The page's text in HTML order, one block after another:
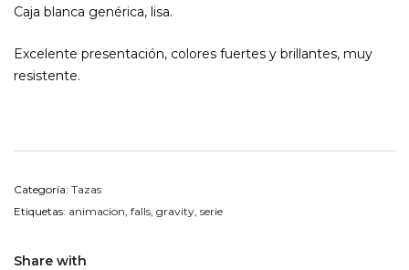
Caja blanca genérica, lisa.
Excelente presentación, colores fuertes y brillantes, muy
resistente.
Categoría: Tazas
Etiquetas: animacion, falls, gravity, serie
Share with